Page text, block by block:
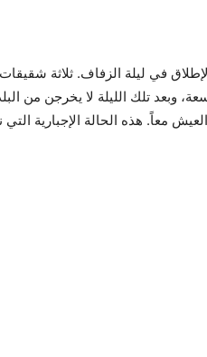
في ليلة الزفاف. ثلاثة
وبعد تلك الليلة لا يخرجن من
معاً. هذه الحالة الإجبارية